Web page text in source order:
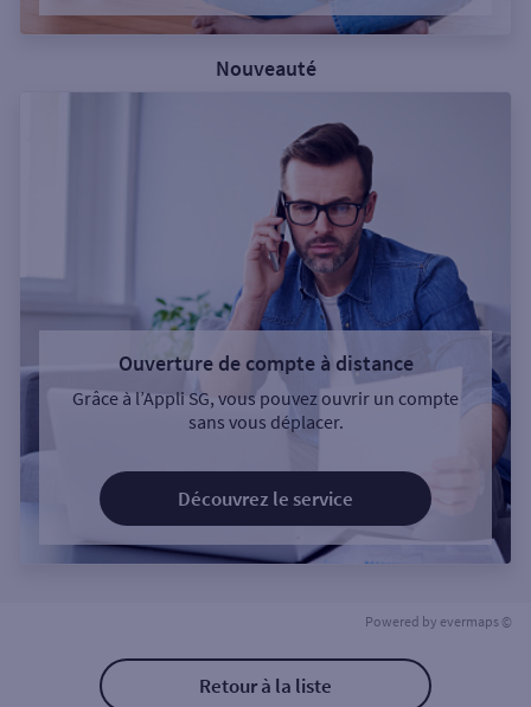
Nouveauté
Ouverture de compte à distance
Grâce à l’Appli SG, vous pouvez ouvrir un compte
sans vous déplacer.
Découvrez le service
Powered by evermaps ©
Retour à la liste